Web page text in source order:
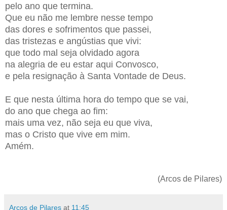
pelo ano que termina.
Que eu não me lembre nesse tempo
das dores e sofrimentos que passei,
das tristezas e angústias que vivi:
que todo mal seja olvidado agora
na alegria de eu estar aqui Convosco,
e pela resignação à Santa Vontade de Deus.
E que nesta última hora do tempo que se vai,
do ano que chega ao fim:
mais uma vez, não seja eu que viva,
mas o Cristo que vive em mim.
Amém.
(Arcos de Pilares)
Arcos de Pilares at 11:45